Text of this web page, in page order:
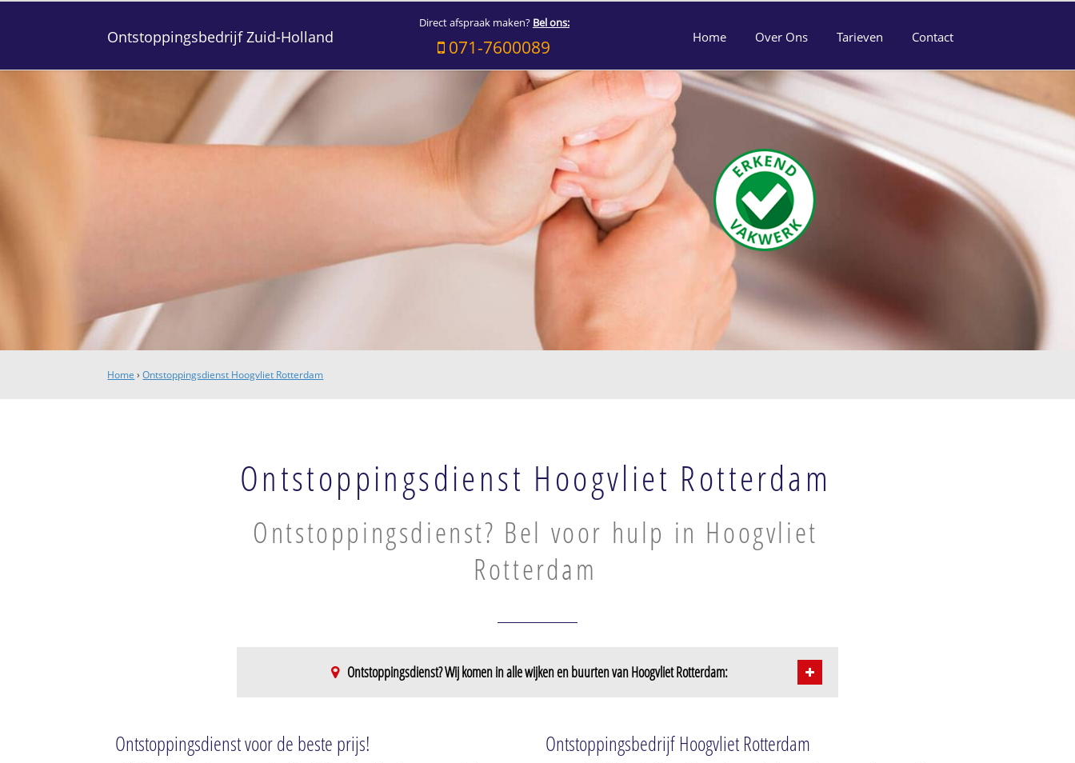
Ontstoppingsbedrijf Zuid-Holland
Direct afspraak maken? Bel ons:
071-7600089 Home Over Ons Tarieven Contact
Home ›Ontstoppingsdienst Hoogvliet Rotterdam
Ontstoppingsdienst Hoogvliet Rotterdam
Ontstoppingsdienst? Bel voor hulp in Hoogvliet
Rotterdam
Ontstoppingsdienst? Wij komen in alle wijken en buurten van Hoogvliet Rotterdam:
Hoogvliet Zuid
Ontstoppingsdienst voor de beste prijs! Ontstoppingsbedrijf Hoogvliet Rotterdam